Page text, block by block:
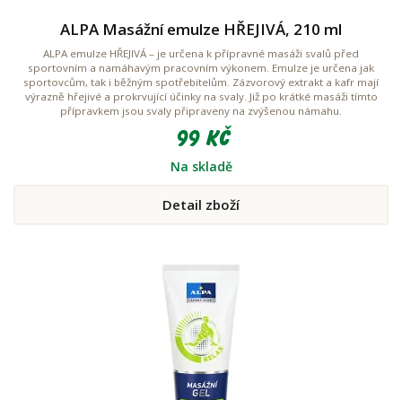
ALPA Masážní emulze HŘEJIVÁ, 210 ml
ALPA emulze HŘEJIVÁ – je určena k přípravné masáži svalů před
sportovním a namáhavým pracovním výkonem. Emulze je určena jak
sportovcům, tak i běžným spotřebitelům. Zázvorový extrakt a kafr mají
výrazně hřejivé a prokrvující účinky na svaly. Již po krátké masáži tímto
přípravkem jsou svaly připraveny na zvýšenou námahu.
99 Kč
Na skladě
Detail zboží